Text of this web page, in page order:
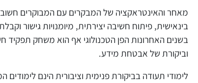
מאחר והאינטראקציה של המבקרים עם המבוקרים
בינאישית, פיתוח חשיבה יצירתית, מיומנויות גישור
בשנים האחרונות הפן הטכנולוגי אף הוא משחק תפקיד
וביקורת של אבטחת מידע.
לימודי תעודה בביקורת פנימית וציבורית הינם